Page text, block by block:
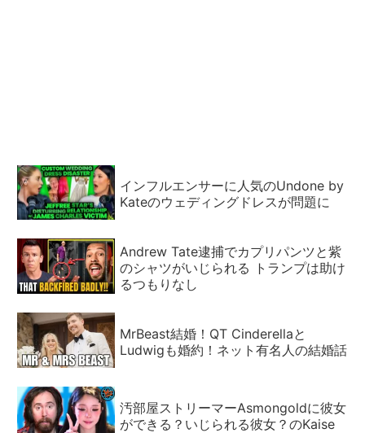
インフルエンサーに人気のUndone by
Kateのウェディングドレスが問題に
Andrew Tate逮捕でカプリパンツと紫
のシャツがいじられる トランプは助け
るつもりなし
MrBeast結婚！QT Cinderellaと
Ludwigも婚約！ネット有名人の結婚話
汚部屋ストリーマーAsmongoldに彼女
ができる？いじられる彼女？のKaise